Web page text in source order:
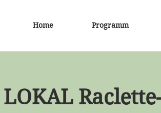
Home Programm
LOKAL